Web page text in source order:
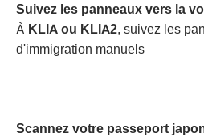
Suivez les panneaux vers la
À KLIA ou KLIA2, suivez les
d'immigration manuels
Scannez votre passeport